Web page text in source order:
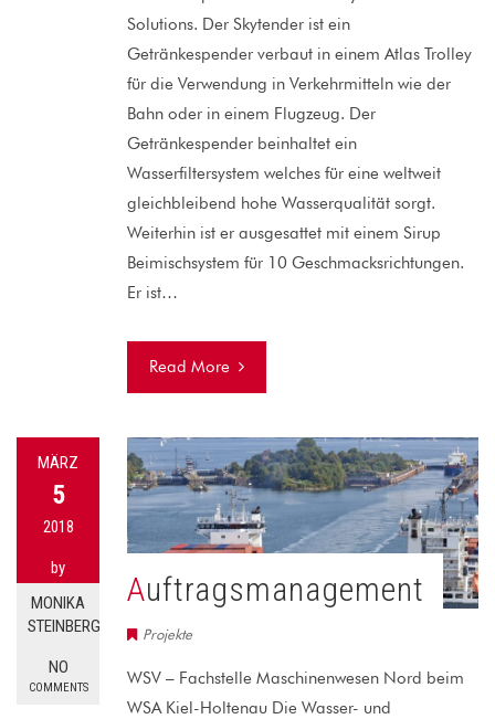
Solutions. Der Skytender ist ein
Getränkespender verbaut in einem Atlas Trolley
für die Verwendung in Verkehrmitteln wie der
Bahn oder in einem Flugzeug. Der
Getränkespender beinhaltet ein
Wasserfiltersystem welches für eine weltweit
gleichbleibend hohe Wasserqualität sorgt.
Weiterhin ist er ausgesattet mit einem Sirup
Beimischsystem für 10 Geschmacksrichtungen.
Er ist…
Read More
MÄRZ
5
2018
by
MONIKA
STEINBERG
NO
COMMENTS
Auftragsmanagement
Projekte
WSV – Fachstelle Maschinenwesen Nord beim
WSA Kiel-Holtenau Die Wasser- und